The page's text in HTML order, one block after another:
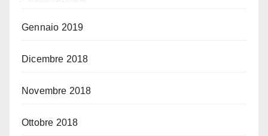
Gennaio 2019
Dicembre 2018
Novembre 2018
Ottobre 2018